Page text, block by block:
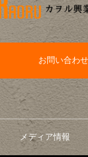
お問い合わせ
メディア情報